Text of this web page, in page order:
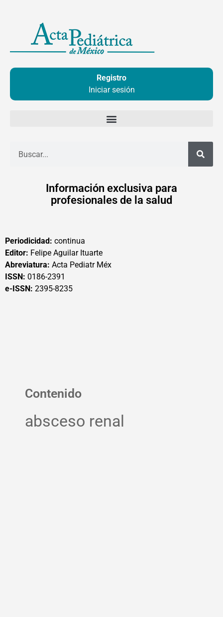
contenido
Registro
Iniciar sesión
Información exclusiva para
profesionales de la salud
Periodicidad: continua
Editor: Felipe Aguilar Ituarte
Abreviatura: Acta Pediatr Méx
ISSN: 0186-2391
e-ISSN: 2395-8235
Contenido
absceso renal